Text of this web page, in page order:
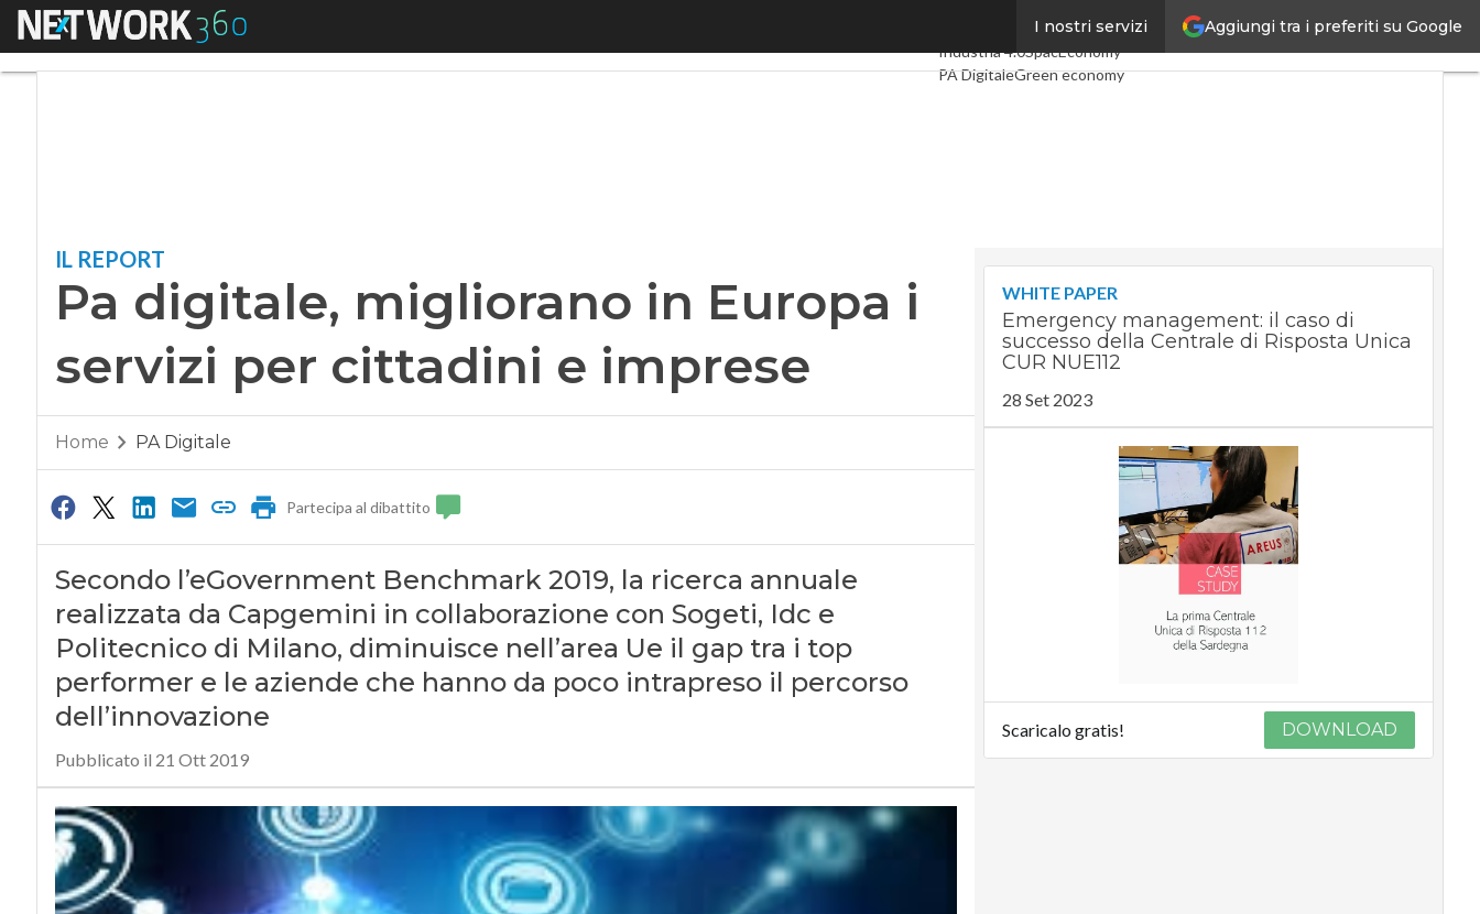
Aggiungi tra i preferiti su Google
I nostri servizi
Menu Digital EconomyTelco
Industria 4.0SpacEconomy
PA DigitaleGreen economy
IL REPORT
Pa digitale, migliorano in Europa i
servizi per cittadini e imprese
Home PA Digitale
Partecipa al dibattito
Secondo l’eGovernment Benchmark 2019, la ricerca annuale
realizzata da Capgemini in collaborazione con Sogeti, Idc e
Politecnico di Milano, diminuisce nell’area Ue il gap tra i top
performer e le aziende che hanno da poco intrapreso il percorso
dell’innovazione
Pubblicato il 21 Ott 2019
WHITE PAPER
Emergency management: il caso di
successo della Centrale di Risposta Unica
CUR NUE112
28 Set 2023
Scaricalo gratis! DOWNLOAD